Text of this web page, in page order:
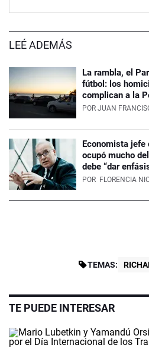
LEÉ ADEMÁS
La rambla, el
fútbol: los
complican a la
POR JUAN
Economista jefe
ocupó mucho
debe “dar
POR FLORENCIA
TEMAS:
TE PUEDE INTERESAR